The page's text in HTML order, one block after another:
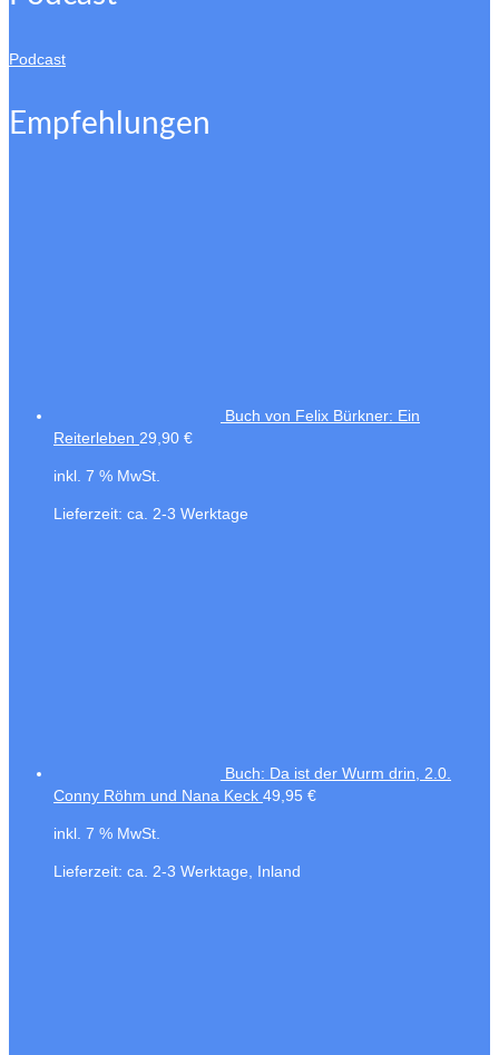
Podcast
Empfehlungen
Buch von Felix Bürkner: Ein
Reiterleben 29,90 €
inkl. 7 % MwSt.
Lieferzeit: ca. 2-3 Werktage
Buch: Da ist der Wurm drin, 2.0.
Conny Röhm und Nana Keck 49,95 €
inkl. 7 % MwSt.
Lieferzeit: ca. 2-3 Werktage, Inland